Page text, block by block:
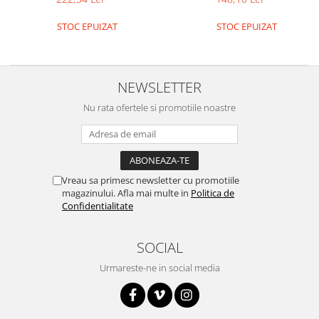
Platforme de dezvoltare
.NET
STOC EPUIZAT STOC EPUIZAT
NEWSLETTER
Nu rata ofertele si promotiile noastre
Vreau sa primesc newsletter cu promotiile
magazinului. Afla mai multe in Politica de
Confidentialitate
SOCIAL
Urmareste-ne in social media